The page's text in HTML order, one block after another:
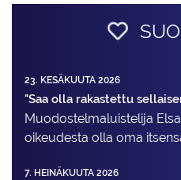
23. KESÄKUUTA 2026
"Saa olla rakastettu
Muodostelma­luistelija
oikeudesta olla oma
7. HEINÄKUUTA 2026